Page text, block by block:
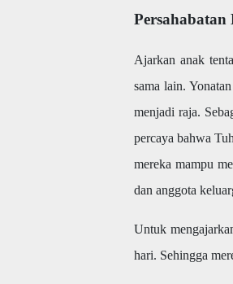
Persahabatan
Ajarkan anak
sama lain.
menjadi raja.
percaya bahwa
mereka mampu
dan anggota
Untuk
hari. Sehingga